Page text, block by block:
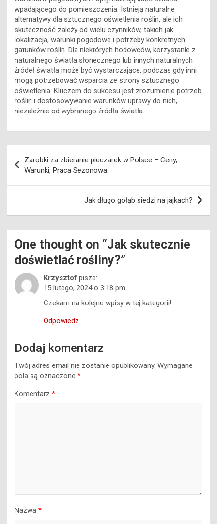
wpadającego do pomieszczenia. Istnieją naturalne
alternatywy dla sztucznego oświetlenia roślin, ale ich
skuteczność zależy od wielu czynników, takich jak
lokalizacja, warunki pogodowe i potrzeby konkretnych
gatunków roślin. Dla niektórych hodowców, korzystanie z
naturalnego światła słonecznego lub innych naturalnych
źródeł światła może być wystarczające, podczas gdy inni
mogą potrzebować wsparcia ze strony sztucznego
oświetlenia. Kluczem do sukcesu jest zrozumienie potrzeb
roślin i dostosowywanie warunków uprawy do nich,
niezależnie od wybranego źródła światła.
wpisu
Zarobki za zbieranie pieczarek w Polsce – Ceny,
Warunki, Praca Sezonowa.
Jak długo gołąb siedzi na jajkach?
One thought on “Jak skutecznie
doświetlać rośliny?”
Krzysztof pisze:
15 lutego, 2024 o 3:18 pm
Czekam na kolejne wpisy w tej kategorii!
Odpowiedz
Dodaj komentarz
Twój adres email nie zostanie opublikowany. Wymagane
pola są oznaczone *
Komentarz *
Nazwa *